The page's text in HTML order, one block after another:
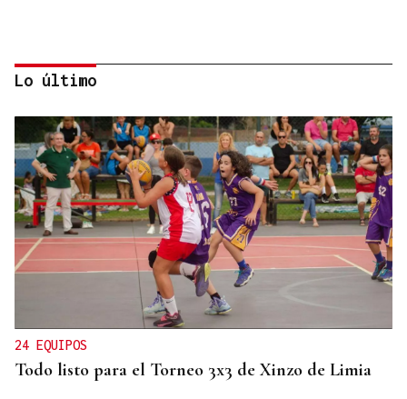
07
AGO
Observación astronómica en Aquis Querquennis
Lo último
24 EQUIPOS
Todo listo para el Torneo 3x3 de Xinzo de Limia